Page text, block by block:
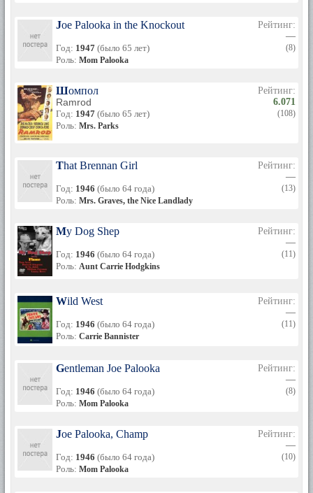
Joe Palooka in the Knockout
Год: 1947 (было 65 лет)
Роль: Mom Palooka
Рейтинг:
—
(8)
Шомпол
Ramrod
Год: 1947 (было 65 лет)
Роль: Mrs. Parks
Рейтинг:
6.071
(108)
That Brennan Girl
Год: 1946 (было 64 года)
Роль: Mrs. Graves, the Nice Landlady
Рейтинг:
—
(13)
My Dog Shep
Год: 1946 (было 64 года)
Роль: Aunt Carrie Hodgkins
Рейтинг:
—
(11)
Wild West
Год: 1946 (было 64 года)
Роль: Carrie Bannister
Рейтинг:
—
(11)
Gentleman Joe Palooka
Год: 1946 (было 64 года)
Роль: Mom Palooka
Рейтинг:
—
(8)
Joe Palooka, Champ
Год: 1946 (было 64 года)
Роль: Mom Palooka
Рейтинг:
—
(10)